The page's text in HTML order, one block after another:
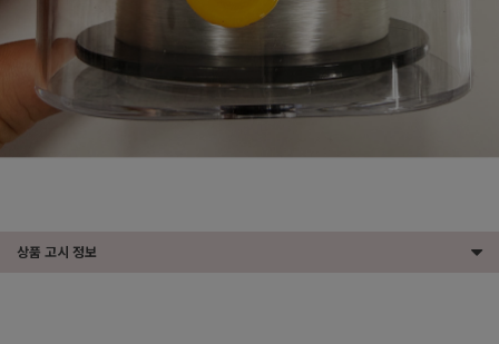
상품 고시 정보